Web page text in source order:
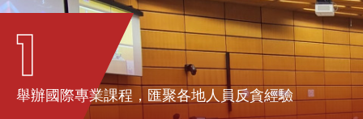
1
舉辦國際專業課程，匯聚各地人員反貪經驗